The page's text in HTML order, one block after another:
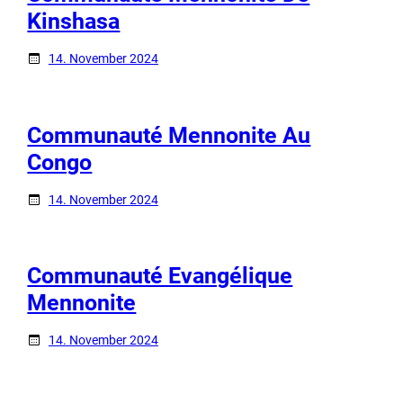
Kinshasa
14. November 2024
Communauté Mennonite Au
Congo
14. November 2024
Communauté Evangélique
Mennonite
14. November 2024